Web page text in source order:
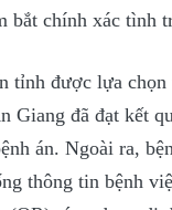
bắt chính xác tình
tỉnh được lựa
Giang đã đạt kết
án. Ngoài ra,
thông tin bệnh